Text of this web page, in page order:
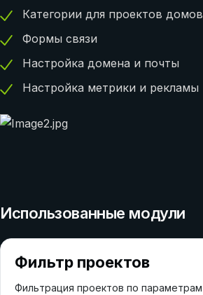
Категории для проектов домов
Формы связи
Настройка домена и почты
Настройка метрики и рекламы
Использованные модули
Фильтр проектов
Фильтрация проектов по параметрам